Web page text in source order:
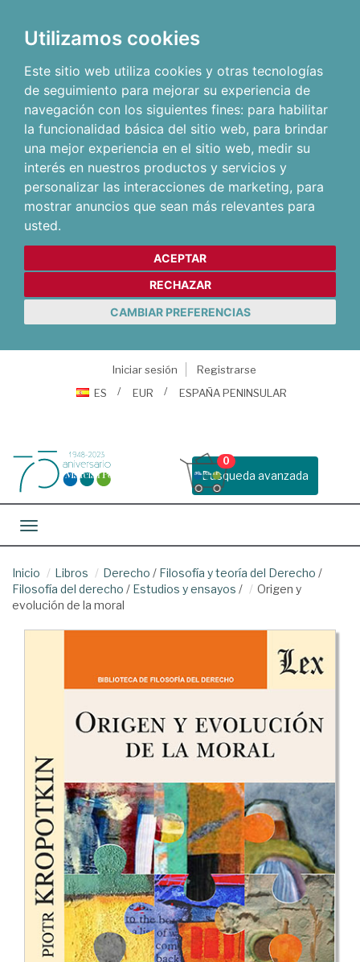
Utilizamos cookies
Este sitio web utiliza cookies y otras tecnologías
de seguimiento para mejorar su experiencia de
navegación con los siguientes fines: para habilitar
la funcionalidad básica del sitio web, para brindar
una mejor experiencia en el sitio web, medir su
interés en nuestros productos y servicios y
personalizar las interacciones de marketing, para
mostrar anuncios que sean más relevantes para
usted.
ACEPTAR
RECHAZAR
CAMBIAR PREFERENCIAS
Iniciar sesión
Registrarse
ES
EUR ESPAÑA PENINSULAR
Busqueda avanzada
0
Toggle navigation
Inicio Libros Derecho / Filosofía y teoría del Derecho /
Filosofía del derecho / Estudios y ensayos /
Origen y
evolución de la moral